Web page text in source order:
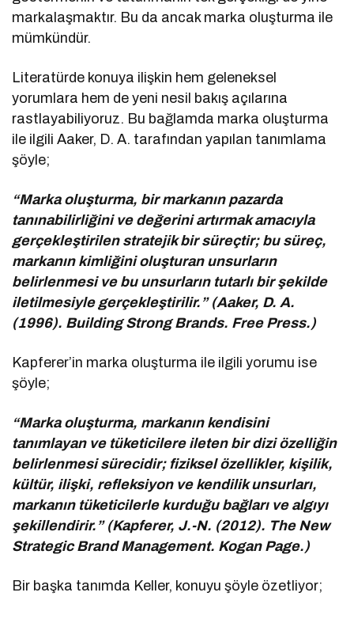
markalaşmaktır. Bu da ancak marka oluşturma ile
mümkündür.
Literatürde konuya ilişkin hem geleneksel
yorumlara hem de yeni nesil bakış açılarına
rastlayabiliyoruz. Bu bağlamda marka oluşturma
ile ilgili Aaker, D. A. tarafından yapılan tanımlama
şöyle;
“Marka oluşturma, bir markanın pazarda
tanınabilirliğini ve değerini artırmak amacıyla
gerçekleştirilen stratejik bir süreçtir; bu süreç,
markanın kimliğini oluşturan unsurların
belirlenmesi ve bu unsurların tutarlı bir şekilde
iletilmesiyle gerçekleştirilir.” (Aaker, D. A.
(1996). Building Strong Brands. Free Press.)
Kapferer’in marka oluşturma ile ilgili yorumu ise
şöyle;
“Marka oluşturma, markanın kendisini
tanımlayan ve tüketicilere ileten bir dizi özelliğin
belirlenmesi sürecidir; fiziksel özellikler, kişilik,
kültür, ilişki, refleksiyon ve kendilik unsurları,
markanın tüketicilerle kurduğu bağları ve algıyı
şekillendirir.” (Kapferer, J.-N. (2012). The New
Strategic Brand Management. Kogan Page.)
Bir başka tanımda Keller, konuyu şöyle özetliyor;